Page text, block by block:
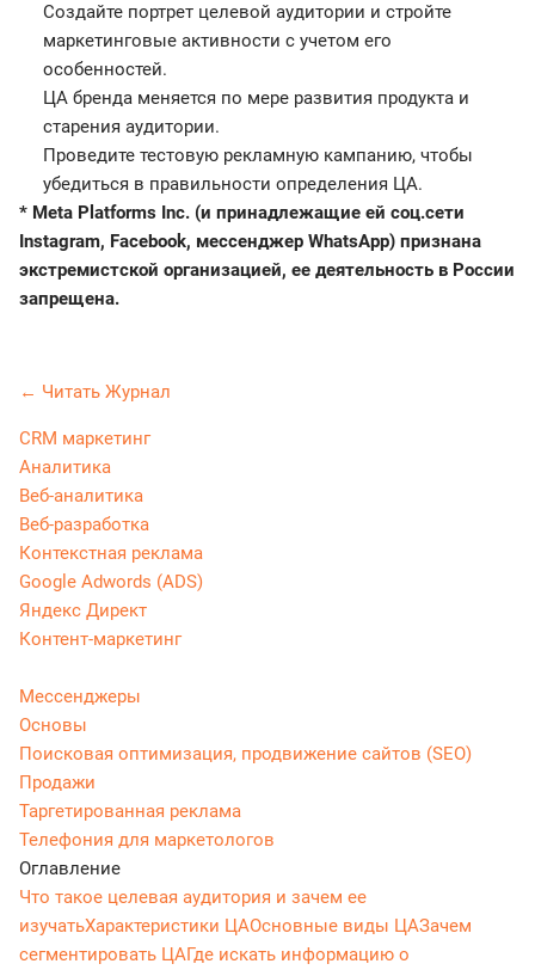
Создайте портрет целевой аудитории и стройте
маркетинговые активности с учетом его
особенностей.
ЦА бренда меняется по мере развития продукта и
старения аудитории.
Проведите тестовую рекламную кампанию, чтобы
убедиться в правильности определения ЦА.
* Meta Platforms Inc. (и принадлежащие ей соц.сети
Instagram, Facebook, мессенджер WhatsApp) признана
экстремистской организацией, ее деятельность в России
запрещена.
← Читать Журнал
CRM маркетинг
Аналитика
Веб-аналитика
Веб-разработка
Контекстная реклама
Google Adwords (ADS)
Яндекс Директ
Контент-маркетинг
Мессенджеры
Основы
Поисковая оптимизация, продвижение сайтов (SEO)
Продажи
Таргетированная реклама
Телефония для маркетологов
Оглавление
Что такое целевая аудитория и зачем ее
изучатьХарактеристики ЦАОсновные виды ЦАЗачем
сегментировать ЦАГде искать информацию о